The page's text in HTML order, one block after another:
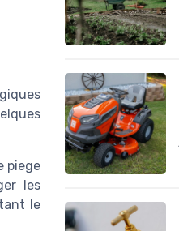
piege
les
le